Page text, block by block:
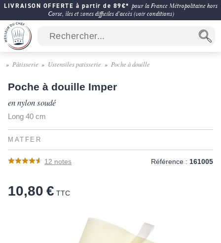
LIVRAISON OFFERTE à partir de 89€* pour la France Métropolitaine hors
Corse, îles et zones difficiles d'accès (voir conditions)
Pâtisserie Ustensiles patisserie Poche à douille
Poche à douille Imper
en nylon soudé
Long 40 cm
MATFER
12 notes Référence : 161005
10,80 € TTC